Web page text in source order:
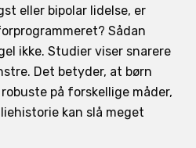
eller bipolar lidelse, er
Sådan
ikke. Studier viser snarere
Det betyder, at børn
på forskellige måder,
kan slå meget